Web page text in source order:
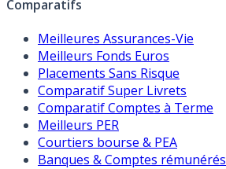
Comparatifs
Meilleures Assurances-Vie
Meilleurs Fonds Euros
Placements Sans Risque
Comparatif Super Livrets
Comparatif Comptes à Terme
Meilleurs PER
Courtiers bourse & PEA
Banques & Comptes rémunérés